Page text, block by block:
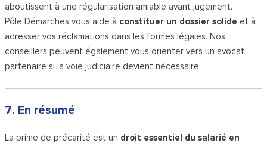
aboutissent à une régularisation amiable avant jugement.
Pôle Démarches vous aide à constituer un dossier solide et à
adresser vos réclamations dans les formes légales. Nos
conseillers peuvent également vous orienter vers un avocat
partenaire si la voie judiciaire devient nécessaire.
7. En résumé
La prime de précarité est un droit essentiel du salarié en